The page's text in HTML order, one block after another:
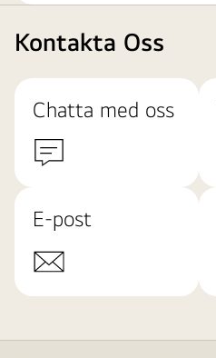
Kontakta Oss
Chatta med oss
E-post